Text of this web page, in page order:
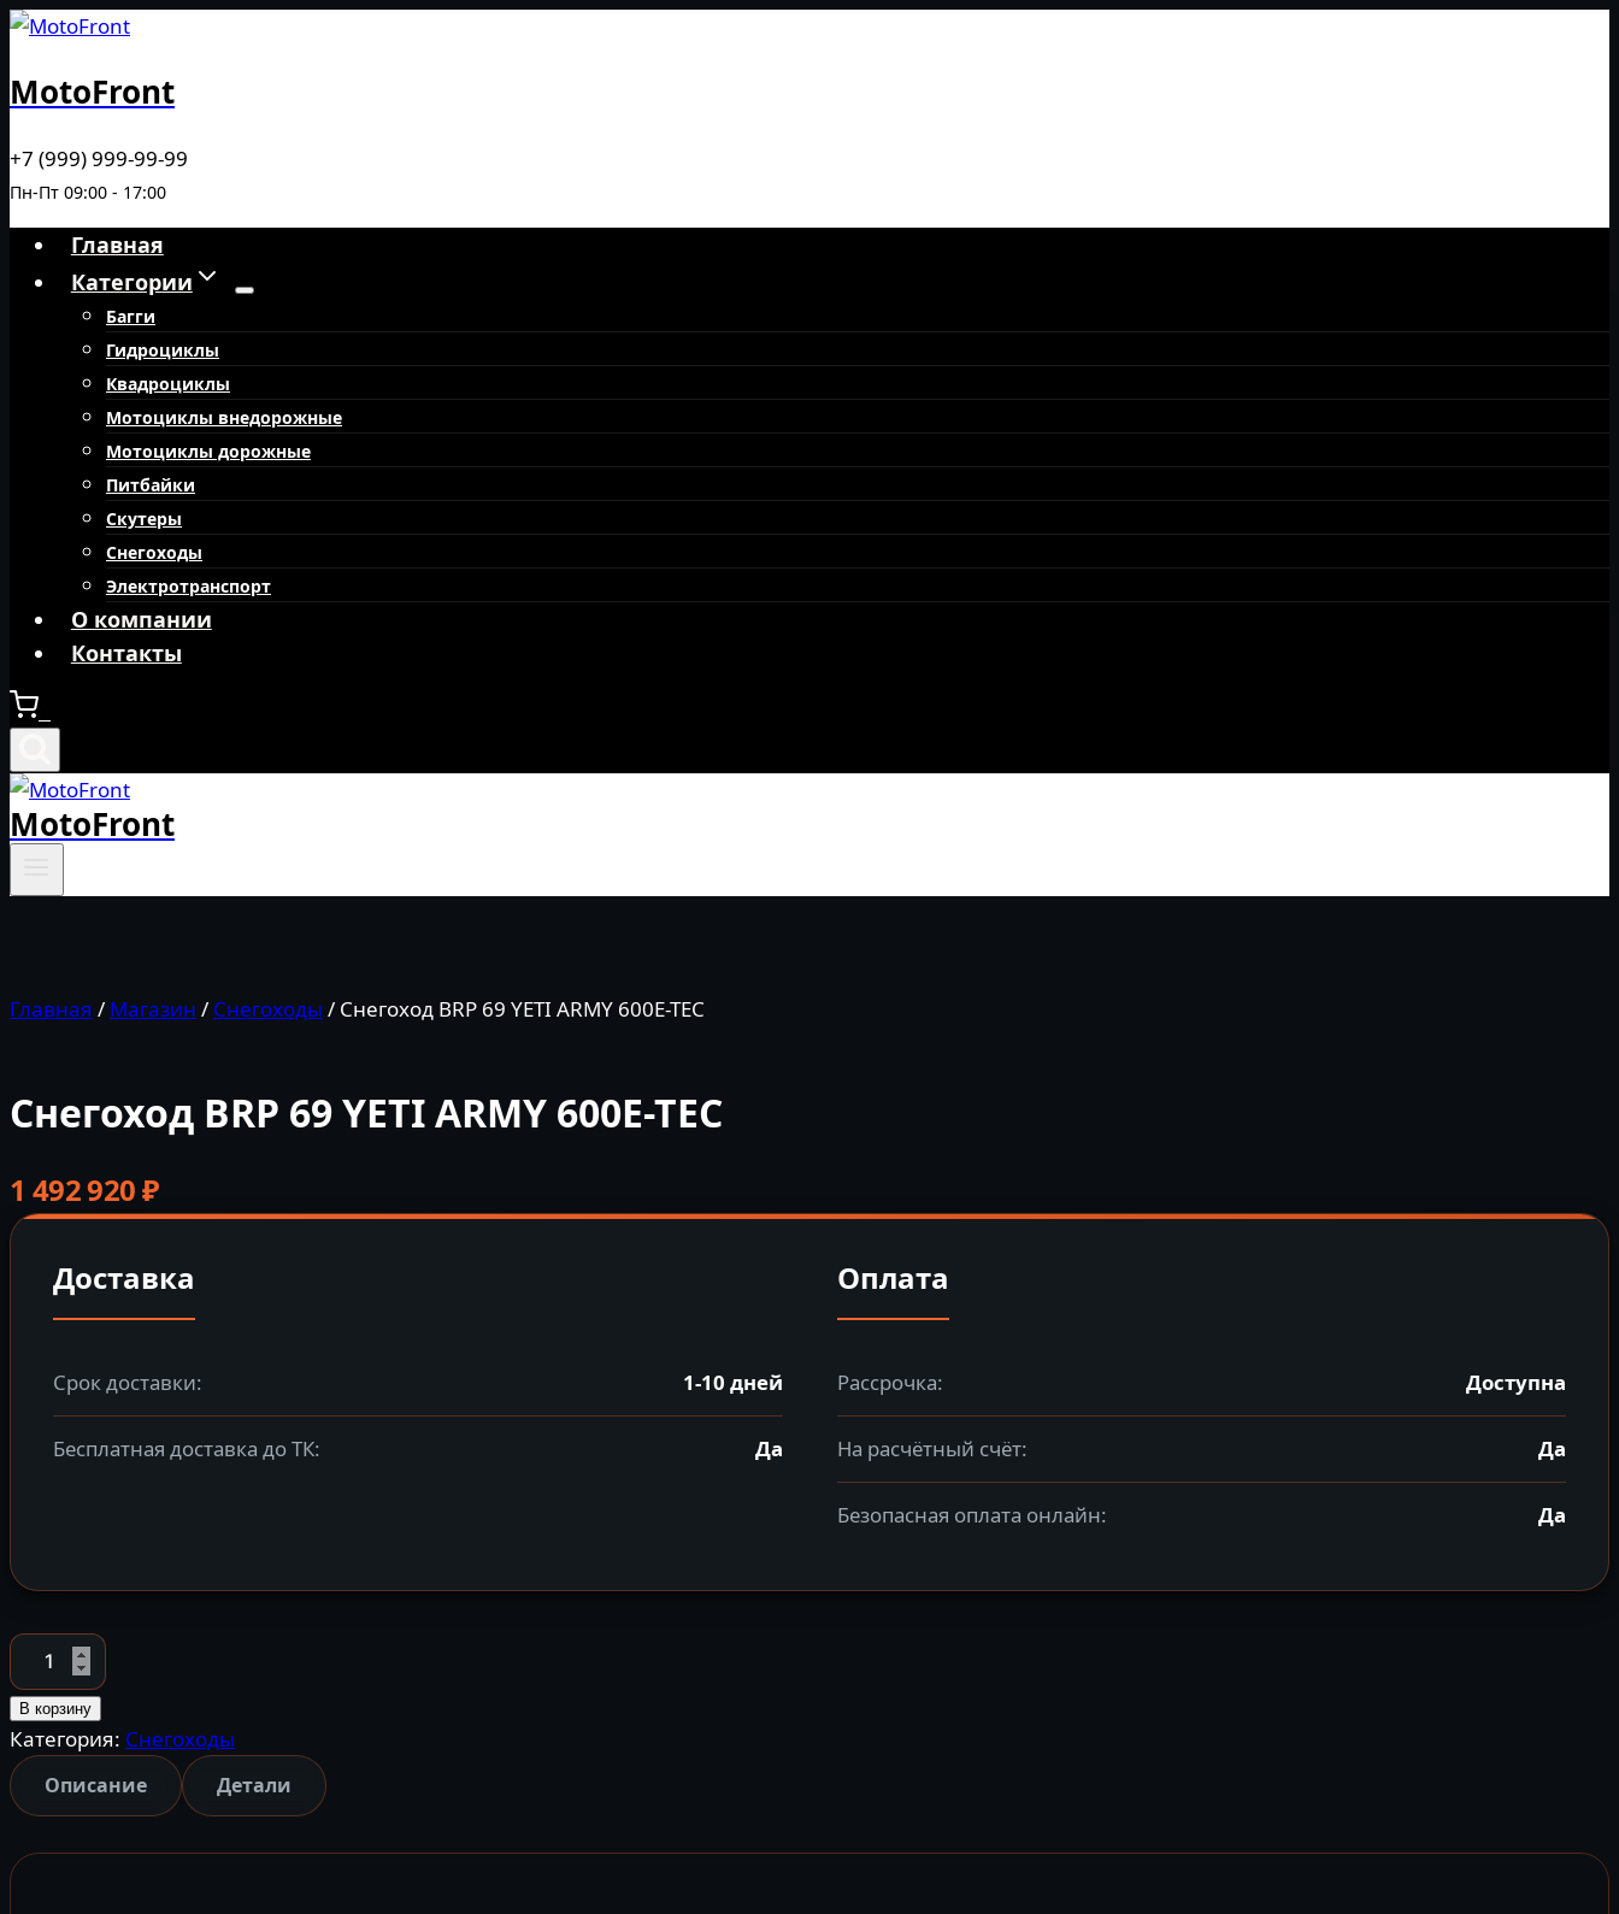
Перейти
содержимому
MotoFront
+7 (999) 999-99-99
Пн-Пт 09:00 - 17:00
Главная
Категории
Багги
Гидроциклы
Квадроциклы
Мотоциклы внедорожные
Мотоциклы дорожные
Питбайки
Скутеры
Снегоходы
Электротранспорт
О компании
Контакты
MotoFront
Главная / Магазин / Снегоходы / Снегоход BRP 69 YETI ARMY 600E-TEC
Снегоход BRP 69 YETI ARMY 600E-TEC
1 492 920₽
Доставка
Срок доставки: 1-10 дней
Бесплатная доставка до ТК: Да
Оплата
Рассрочка: Доступна
На расчётный счёт: Да
Безопасная оплата онлайн: Да
Количество
товара
Снегоход
BRP
69
YETI
600E-
В корзину
Категория: Снегоходы
Описание Детали